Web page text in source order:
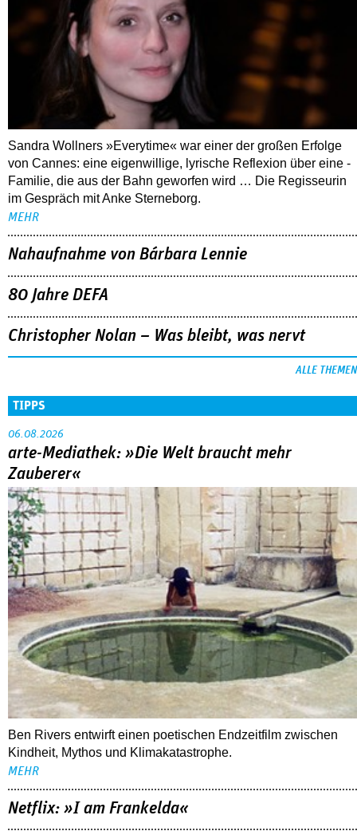
Sandra Wollners »Everytime« war einer der großen Erfolge
von Cannes: eine eigenwillige, lyrische Reflexion über eine ­
Familie, die aus der Bahn geworfen wird … Die Regisseurin
im Gespräch mit Anke Sterneborg.
MEHR
Nahaufnahme von Bárbara Lennie
80 Jahre DEFA
Christopher Nolan – Was bleibt, was nervt
ALLE THEMEN
TIPPS
06.08.2026
arte-Mediathek: »Die Welt braucht mehr
Zauberer«
Ben Rivers entwirft einen poetischen Endzeitfilm zwischen
Kindheit, Mythos und Klimakatastrophe.
MEHR
Netflix: »I am Frankelda«